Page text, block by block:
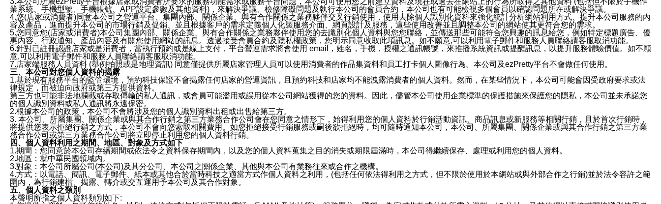
業系統、手機型號、手機帳號、APP設定參數及其他資料)，來解決爭議、檢修障礙問題及執行本公司的會員合約，本公司也有可能檢視多個會員以確認問題所在或解決爭議。
4.您(店家或消費者)同意本公司之營運平台、集團內部、關係企業、與有合作關係之業務夥伴交叉行銷使用，使用去除個人識別化資料來強化統計分析網站利用方式、提升本公司服務的內
容及產品，進而提升本公司的市場行銷及促銷、並且根據客戶的需求定義個人化製服務介面、網頁設計及服務，這些使用改善並且調整本公司的網站使其更符合您的需求。
5.您同意您(店家或消費者)本公司集團內部、關係企業、與有合作關係之業務夥伴使用您的去識別化個人資料與您您聯絡，並傳送那些可能符合您興趣的訊息給您，例如特定標題廣告、優
惠內容、行政通知、產品內容及有關您使用網站的訊息。透過接受會員合約及隱私權政策，您明示同意收取此項訊息。如不願意,可以利用電子郵件和服務人員聯絡請客服取消功能。
6.針對已註冊認證店家或是消費者，當執行預約或是線上支付，平台營運需求將會使用 email，姓名，手機，授權之通訊帳號，來推播系統資訊或提醒訊息，以提升服務體驗價值。如不願
意,可以利用電子郵件和服務人員聯絡請客服取消功能。
7.店家端服務人員資料 (舉例拍照或是地理資訊) 同意僅提供所屬店家管理人員可以使用消費者的作品集資料和員工打卡個人圖像行為。本公司及ezPretty平台不會做任何使用。
三、本公司對您個人資料的揭露
1.基於現有服務平台的監管環境，預約科技保證不會揭露任何店家的營運資訊，且預約科技和店家均不能洩露消費者的個人資料。然而，在某些情況下，本公司可能會因受政府要求或法
律規定，而被迫向政府或第三方提供資料。
第三方也可能非法地攔截或存取傳輸的私人通訊，或會員可能濫用或誤用從本公司網站獲得的您的資料。因此，儘管本公司使用企業標準的保護措施來保護您的隱私，本公司並未承諾您
的個人識別資料或私人通訊將永遠保密。
2.根據本公司的政策，本公司不會將涉及您的個人識別資料出租或出售給第三方。
3. 本公司、所屬集團、關係企業或與其合作行銷之第三方業務合作公司會在您同意之情形下，始得利用您的個人資料於行銷活動資訊、商品訊息或新服務等相關行銷，且於首次行銷時，
將提供您表示拒絕行銷之方式，本公司不會向您索取相關費用。如您拒絕接受行銷服務或嗣後欲拒絕時，均可隨時通知本公司，本公司、所屬集團、關係企業或與其合作行銷之第三方業
務合作公司或第三方業務合作公司將立即停止利用您的個人資料行銷。
四、個人資料利用之期間、地區、對象及方式如下
1.期間：您同意於本公司存續期間或依法令之資料保存期間內，以及您的個人資料蒐集之目的消失或期限屆滿時，本公司得繼續保存、處理或利用您的個人資料。
2.地區：就中華民國領域內。
3.對象：本公司所屬公司(本公司)及其分公司、本公司之關係企業、其他與本公司有業務往來或合作之機構。
4.方式：以電話、簡訊、電子郵件、紙本或其他合於當時科技之適當方式作個人資料之利用，(包括任何依法得利用之方式，但不限於使用於本網站或與外部合作之行銷)並於法令容許之範
圍內，為行銷建檔、揭露、轉介或交互運用予本公司及其合作對象。
五、個人資料之類別
本聲明所指之個人資料類別如下: